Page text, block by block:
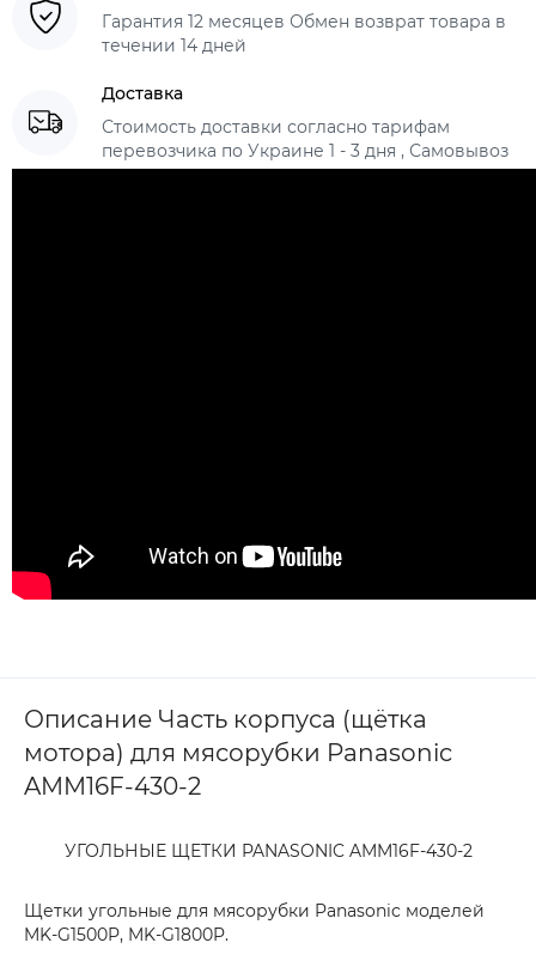
Гарантия 12 месяцев Обмен возврат товара в
течении 14 дней
Доставка
Стоимость доставки согласно тарифам
перевозчика по Украине 1 - 3 дня , Самовывоз
Описание Часть корпуса (щётка
мотора) для мясорубки Panasonic
AMM16F-430-2
УГОЛЬНЫЕ ЩЕТКИ PANASONIC AMM16F-430-2
Щетки угольные для мясорубки Panasonic моделей
MK-G1500P, MK-G1800P.